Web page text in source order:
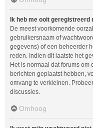
Ik heb me ooit
De meest voorkomende
gebruikersnaam of
gegevens) of een beheerder
reden. Indien dit laatste het
Het is normaal dat forums
berichten geplaatst hebben,
omvang te verkleinen.
discussies.
Omhoog